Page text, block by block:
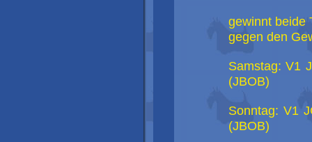
gewinnt beide
gegen den
Samstag: V1
(JBOB)
Sonntag: V1
(JBOB)